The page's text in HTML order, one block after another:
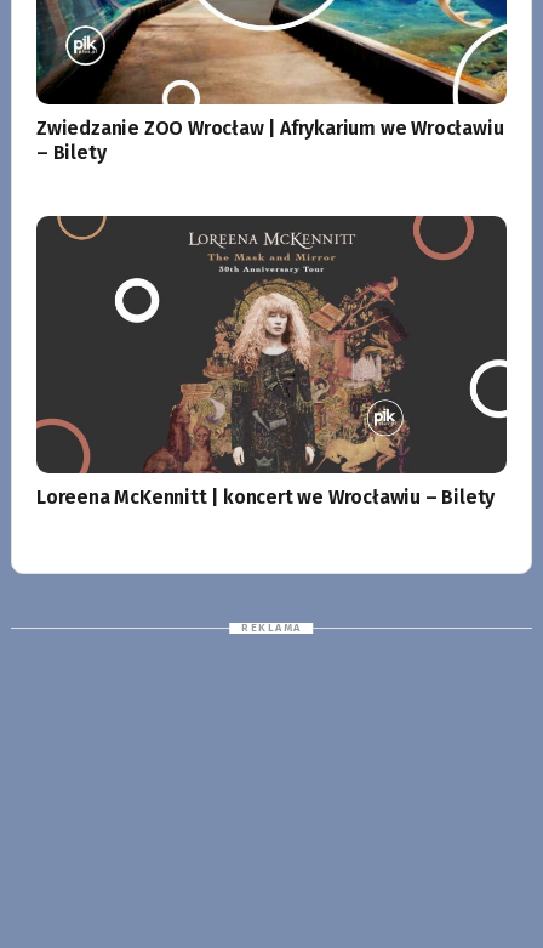
Zwiedzanie ZOO Wrocław | Afrykarium we Wrocławiu
– Bilety
Loreena McKennitt | koncert we Wrocławiu – Bilety